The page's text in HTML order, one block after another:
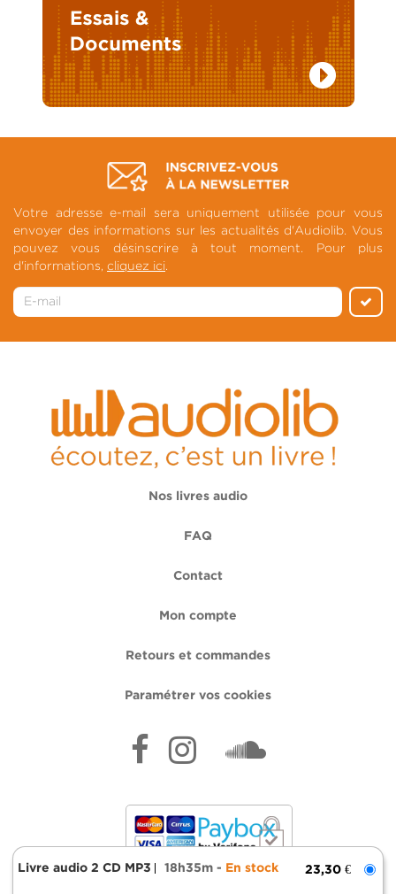
Livre audio 2 CD MP3 18h35m En stock 23,30 €
Votre adresse e-mail sera uniquement utilisée pour vous
envoyer des informations sur les actualités d'Audiolib. Vous
pouvez vous désinscrire à tout moment. Pour plus
d'informations, cliquez ici.
Nos livres audio
FAQ
Contact
Mon compte
Retours et commandes
Paramétrer vos cookies